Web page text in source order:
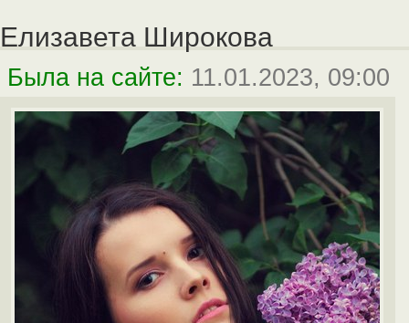
Елизавета Широкова
Была на сайте: 11.01.2023, 09:00